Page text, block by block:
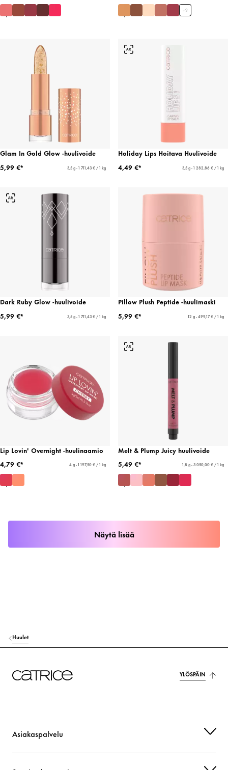
+2
Glam In Gold Glow -huulivoide
5,99 €*
3,5 g - 1 711,43 € / 1 kg
Holiday Lips Hoitava Huulivoide
4,49 €*
3,5 g - 1 282,86 € / 1 kg
Dark Ruby Glow -huulivoide
5,99 €*
3,5 g - 1 711,43 € / 1 kg
Pillow Plush Peptide -huulimaski
5,99 €*
12 g - 499,17 € / 1 kg
Lip Lovin' Overnight -huulinaamio
4,79 €*
4 g - 1 197,50 € / 1 kg
Melt & Plump Juicy huulivoide
5,49 €*
1,8 g - 3 050,00 € / 1 kg
Näytä lisää
Huulet
YLÖSPÄIN
Asiakaspalvelu